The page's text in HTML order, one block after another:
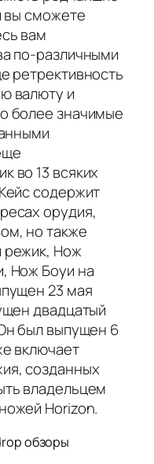
вы сможете
вам
по-различными
ретрективность
валюту и
более значимые
во 13 всяких
содержит
орудия,
но также
режик, Нож
Нож Боуи на
23 мая
двадцатый
был выпущен 6
включает
созданных
владельцем
Horizon.
обзоры